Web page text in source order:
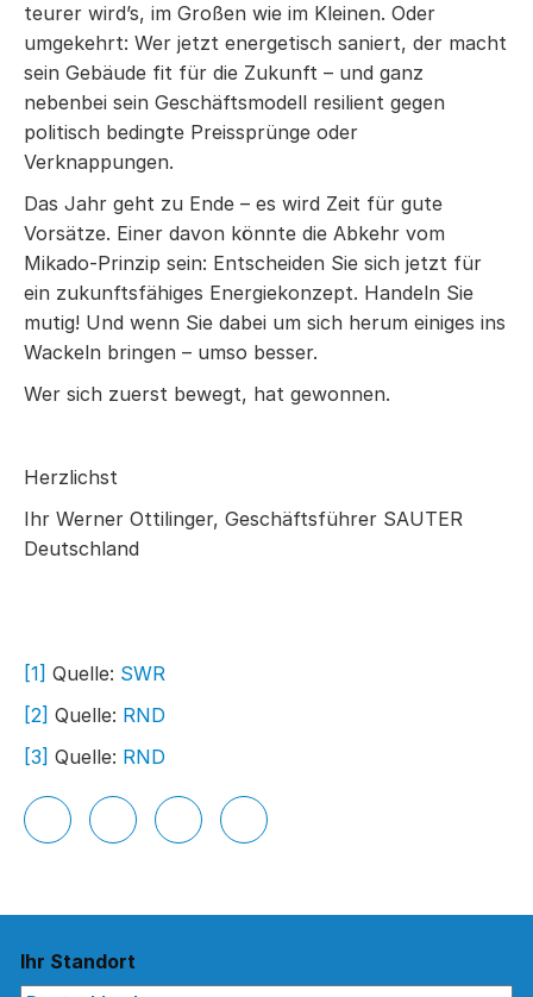
teurer wird’s, im Großen wie im Kleinen. Oder
umgekehrt: Wer jetzt energetisch saniert, der macht
sein Gebäude fit für die Zukunft – und ganz
nebenbei sein Geschäftsmodell resilient gegen
politisch bedingte Preissprünge oder
Verknappungen.
Das Jahr geht zu Ende – es wird Zeit für gute
Vorsätze. Einer davon könnte die Abkehr vom
Mikado-Prinzip sein: Entscheiden Sie sich jetzt für
ein zukunftsfähiges Energiekonzept. Handeln Sie
mutig! Und wenn Sie dabei um sich herum einiges ins
Wackeln bringen – umso besser.
Wer sich zuerst bewegt, hat gewonnen.
Herzlichst
Ihr Werner Ottilinger, Geschäftsführer SAUTER
Deutschland
[1] Quelle: SWR
[2] Quelle: RND
[3] Quelle: RND
Ihr Standort